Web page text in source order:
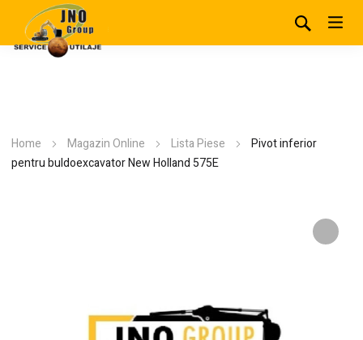
Home Magazin Online Lista Piese
Pivot inferior
pentru buldoexcavator New Holland 575E